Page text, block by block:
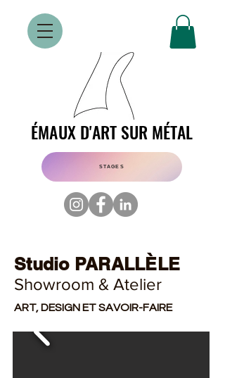
ÉMAUX D'ART SUR MÉTAL
ÉMAUX D'ART SUR MÉTAL
STAGES
Studio PARALLÈLE
Showroom & Atelier
ART, DESIGN ET SAVOIR-FAIRE